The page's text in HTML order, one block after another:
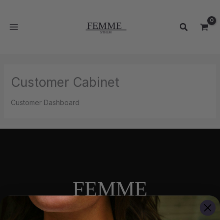
innehållMENU
Sök
Customer Cabinet
Customer Dashboard